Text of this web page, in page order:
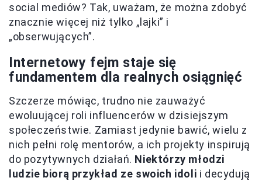
social mediów? Tak, uważam, że można zdobyć
znacznie więcej niż tylko „lajki” i
„obserwujących”.
Internetowy fejm staje się
fundamentem dla realnych osiągnięć
Szczerze mówiąc, trudno nie zauważyć
ewoluującej roli influencerów w dzisiejszym
społeczeństwie. Zamiast jedynie bawić, wielu z
nich pełni rolę mentorów, a ich projekty inspirują
do pozytywnych działań. Niektórzy młodzi
ludzie biorą przykład ze swoich idoli i decydują